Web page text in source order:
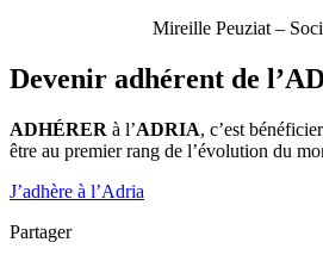
Mireille Peuziat –
Devenir adhérent de
ADHÉRER à l’ADRIA, c’est
être au premier rang de l’évolution du
J’adhère à l’Adria
Partager